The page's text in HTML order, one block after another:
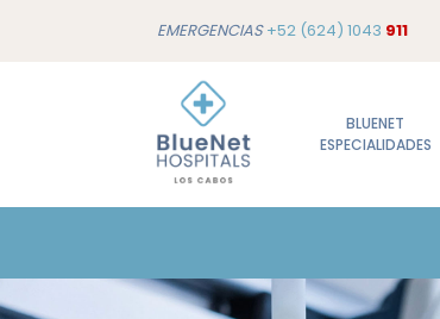
EMERGENCIAS+52 (624) 1043 911
BLUENET
ESPECIALIDADES